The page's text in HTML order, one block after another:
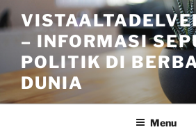
Skip
to
content– INFORMASI
POLITIK DI
DUNIA
Menu